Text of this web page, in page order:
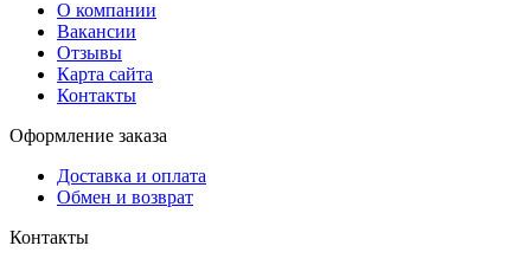
О компании
Вакансии
Отзывы
Карта сайта
Контакты
Оформление заказа
Доставка и оплата
Обмен и возврат
Контакты